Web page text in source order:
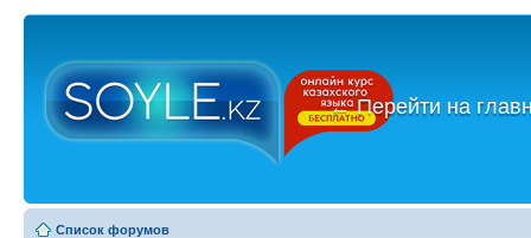
←Перейти на
Список форумов